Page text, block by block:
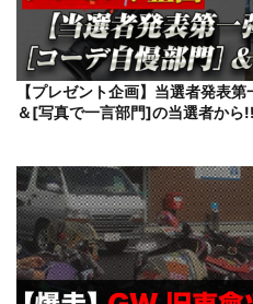
【プレゼント企画】当選者発表
＆[写真で一言部門]の当選者から!!